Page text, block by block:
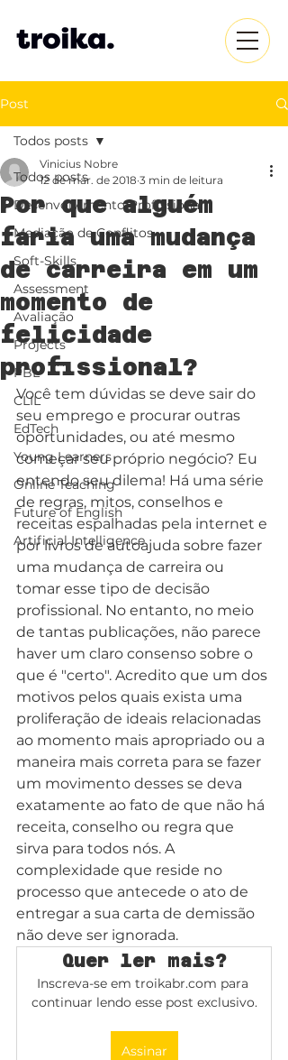
Post
Todos posts
Desenvolvimento Profissional
Mediação de Conflitos
Soft-Skills
Assessment
Avaliação
Projects
PBL
CLIL
EdTech
Young Learners
Online Teaching
Future of English
Artificial Intelligence
Todos posts
Por que alguém
faria uma mudança
de carreira em um
momento de
felicidade
profissional?
Vinicius Nobre
12 de mar. de 2018 3 min de leitura
Você tem dúvidas se deve sair do
seu emprego e procurar outras
oportunidades, ou até mesmo
começar seu próprio negócio? Eu
entendo seu dilema! Há uma série
de regras, mitos, conselhos e
receitas espalhadas pela internet e
por livros de autoajuda sobre fazer
uma mudança de carreira ou
tomar esse tipo de decisão
profissional. No entanto, no meio
de tantas publicações, não parece
haver um claro consenso sobre o
que é "certo". Acredito que um dos
motivos pelos quais exista uma
proliferação de ideais relacionadas
ao momento mais apropriado ou a
maneira mais correta para se fazer
um movimento desses se deva
exatamente ao fato de que não há
receita, conselho ou regra que
sirva para todos nós. A
complexidade que reside no
processo que antecede o ato de
entregar a sua carta de demissão
não deve ser ignorada.
Quer ler mais?
Inscreva-se em troikabr.com para
continuar lendo esse post exclusivo.
Assinar